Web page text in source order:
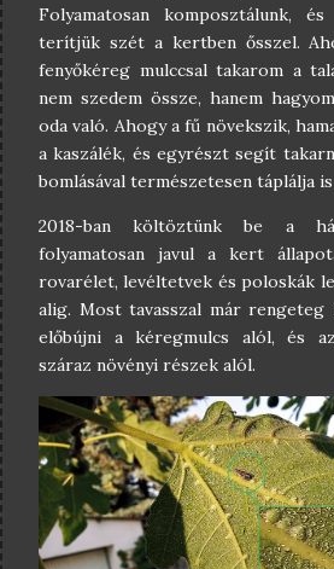
Folyamatosan komposztálunk,
terítjük szét a kertben ősszel.
fenyőkéreg mulccsal takarom a
nem szedem össze, hanem
oda való. Ahogy a fű növekszik,
a kaszálék, és egyrészt segít
bomlásával természetesen táplálja
2018-ban költöztünk be a
folyamatosan javul a kert
rovarélet, levéltetvek és poloskák
alig. Most tavasszal már rengeteg
előbújni a kéregmulcs alól, és
száraz növényi részek alól.